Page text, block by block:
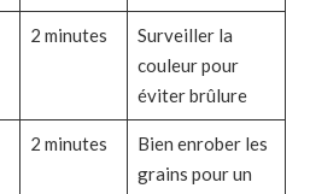
2 minutes
Surveiller la
couleur pour
éviter brûlure
2 minutes
Bien enrober les
grains pour un